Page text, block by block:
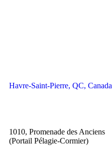
Havre-Saint-Pierre, QC, Canada
1010, Promenade des Anciens
(Portail Pélagie-Cormier)